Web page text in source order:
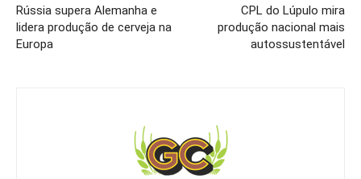
Rússia supera Alemanha e
lidera produção de cerveja na
Europa
CPL do Lúpulo mira
produção nacional mais
autossustentável